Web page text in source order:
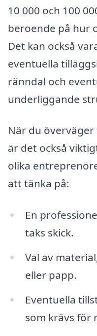
10 000 och 100
beroende på hur
Det kan också
eventuella
ränndal och
underliggande
När du
är det också
olika
att tänka på:
En
taks skick.
Val av
eller papp.
Eventuella
som krävs för